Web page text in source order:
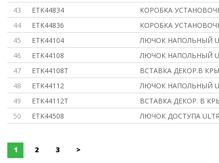
43
ETK44834
КОРОБКА
44
ETK44836
КОРОБКА
45
ETK44104
ЛЮЧОК НАПОЛЬНЫЙ
46
ETK44108
ЛЮЧОК НАПОЛЬНЫЙ
47
ETK44108T
ВСТАВКА ДЕКОР.В
48
ETK44112
ЛЮЧОК НАПОЛЬНЫЙ
49
ETK44112T
ВСТАВКА ДЕКОР. В
50
ETK44508 ЛЮЧОК ДОСТУПА
1 2 3 >